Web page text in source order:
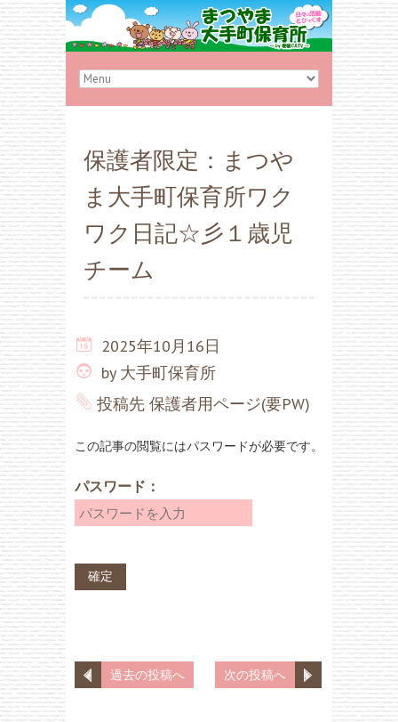
保護者限定：まつや
ま大手町保育所ワク
ワク日記☆彡１歳児
チーム
2025年10月16日
by 大手町保育所
投稿先 保護者用ページ(要PW)
この記事の閲覧にはパスワードが必要です。
パスワード：
過去の投稿へ 次の投稿へ